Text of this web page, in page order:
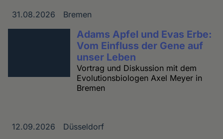
Datum
31.08.2026
Ort Bremen
Adams Apfel und Evas Erbe:
Vom Einfluss der Gene auf
unser Leben
Vortrag und Diskussion mit dem
Evolutionsbiologen Axel Meyer in
Bremen
Datum
12.09.2026
Ort Düsseldorf